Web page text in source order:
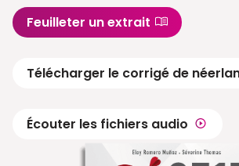
Feuilleter un extrait
Télécharger le corrigé de
Écouter les fichiers audio